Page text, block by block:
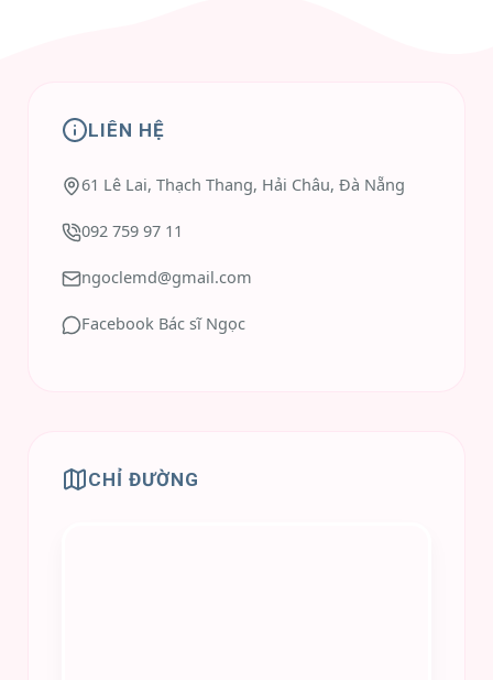
LIÊN HỆ
61 Lê Lai, Thạch Thang, Hải Châu, Đà Nẵng
092 759 97 11
ngoclemd@gmail.com
Facebook Bác sĩ Ngọc
CHỈ ĐƯỜNG